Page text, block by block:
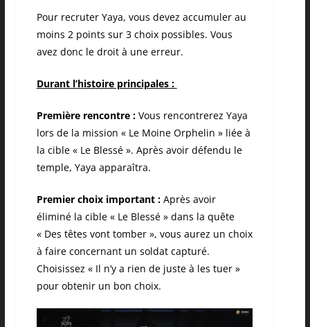
Pour recruter Yaya, vous devez accumuler au
moins 2 points sur 3 choix possibles. Vous
avez donc le droit à une erreur.
Durant l’histoire principales :
Première rencontre :Vous rencontrerez Yaya
lors de la mission « Le Moine Orphelin » liée à
la cible « Le Blessé ». Après avoir défendu le
temple, Yaya apparaîtra.
Premier choix important :Après avoir
éliminé la cible « Le Blessé » dans la quête
« Des têtes vont tomber », vous aurez un choix
à faire concernant un soldat capturé.
Choisissez « Il n’y a rien de juste à les tuer »
pour obtenir un bon choix.